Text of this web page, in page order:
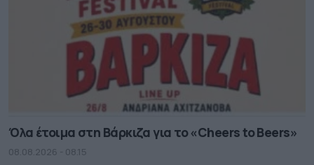
Όλα έτοιμα στη Βάρκιζα για το «Cheers to Beers»
08.08.2026 - 08.15